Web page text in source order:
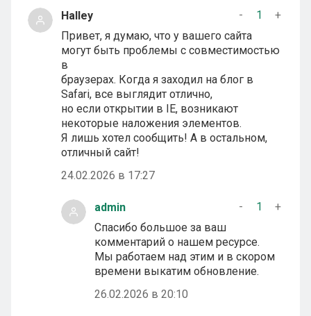
Halley - 1
+
Привет, я думаю, что у вашего сайта
могут быть проблемы с совместимостью
в
браузерах. Когда я заходил на блог в
Safari, все выглядит отлично,
но если открытии в IE, возникают
некоторые наложения элементов.
Я лишь хотел сообщить! А в остальном,
отличный сайт!
24.02.2026 в 17:27
admin - 1
+
Спасибо большое за ваш
комментарий о нашем ресурсе.
Мы работаем над этим и в скором
времени выкатим обновление.
26.02.2026 в 20:10